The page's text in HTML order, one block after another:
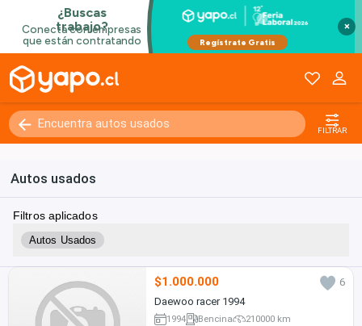
×
FILTRAR
Autos usados
Filtros aplicados
Autos Usados
$1.000.000
6
Daewoo racer 1994
1994 Bencina 210000 km